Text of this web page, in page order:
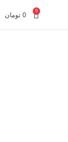
0
0 تومان